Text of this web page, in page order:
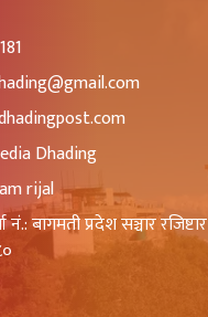
Dhading
rijal
नं.: बागमती प्रदेश सञ्चार रजिष्टार